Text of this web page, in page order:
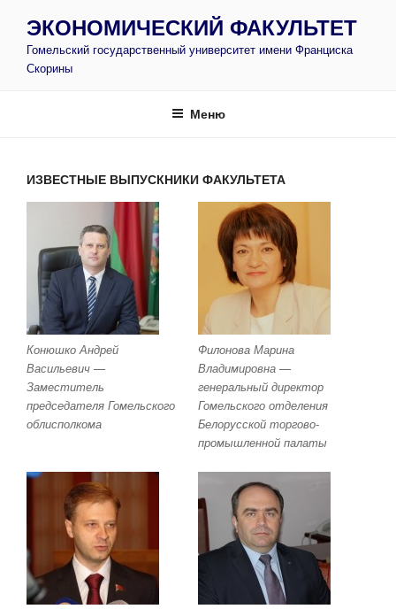
содержимому
ЭКОНОМИЧЕСКИЙ ФАКУЛЬТЕТ
Гомельский государственный университет имени Франциска
Скорины
Меню
ИЗВЕСТНЫЕ ВЫПУСКНИКИ ФАКУЛЬТЕТА
Конюшко Андрей
Васильевич —
Заместитель
председателя Гомельского
облисполкома
Филонова Марина
Владимировна —
генеральный директор
Гомельского отделения
Белорусской торгово-
промышленной палаты